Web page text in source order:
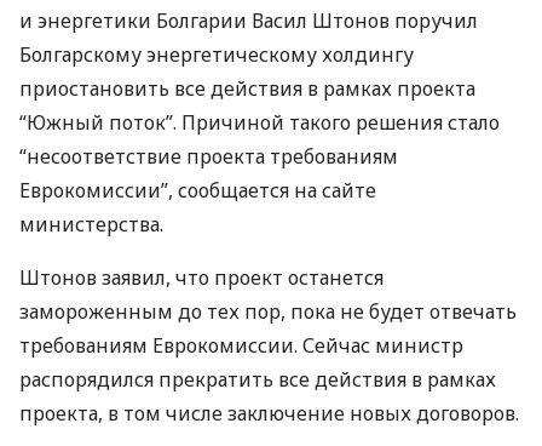
и энергетики Болгарии Васил Штонов поручил
Болгарскому энергетическому холдингу
приостановить все действия в рамках проекта
“Южный поток”. Причиной такого решения стало
“несоответствие проекта требованиям
Еврокомиссии”, сообщается на сайте
министерства.
Штонов заявил, что проект останется
замороженным до тех пор, пока не будет отвечать
требованиям Еврокомиссии. Сейчас министр
распорядился прекратить все действия в рамках
проекта, в том числе заключение новых договоров.